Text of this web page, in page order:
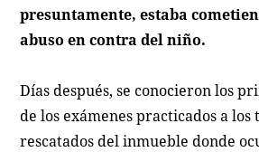
presuntamente, estaba
abuso en contra del niño.
Días después, se conocieron los
de los exámenes practicados a los
rescatados del inmueble donde